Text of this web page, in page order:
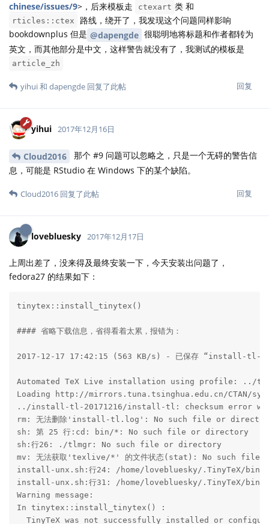
chinese/issues/9>，后来模板走 ctexart 类 和
rticles::ctex
路线，绕开了，我发现这个问题同样影响
bookdownplus 但是 @dapengde 很聪明地将标题和作者都转为
英文，而其他部分是中文，这样警告就没有了，我测试的模板是
article_zh
回复
yihui和 dapengde 回复了此帖
yihui 2017年12月16日
Cloud2016
那个 #9 问题可以忽略之，只是一个无碍的警告信
息，可能是 RStudio 在 Windows 下的某个缺陷。
回复
Cloud2016 回复了此帖
lovebluesky 2017年12月17日
上周出差了，没来得及最终安装一下，今天安装出问题了，
fedora27 的结果如下：
tinytex::install_tinytex()
#### 省略下载信息，省得看着太累，报错为：
2017-12-17 17:42:15 (563 KB/s) - 已保存 “install-tl-
Automated TeX Live installation using profile: ../
Loading http://mirrors.tuna.tsinghua.edu.cn/CTAN/
../install-tl-20171216/install-tl: checksum error when
rm: 无法删除'install-tl.log': No such file or
sh: 第 25 行:cd: bin/*: No such file or directory
sh:行26: ./tlmgr: No such file or directory
mv: 无法获取'texlive/*' 的文件状态(stat): No such file
install-unx.sh:行24: /home/lovebluesky/.TinyTeX/
install-unx.sh:行31: /home/lovebluesky/.TinyTeX/
Warning message:
In tinytex::install_tinytex() :
TinyTeX was not successfully installed or